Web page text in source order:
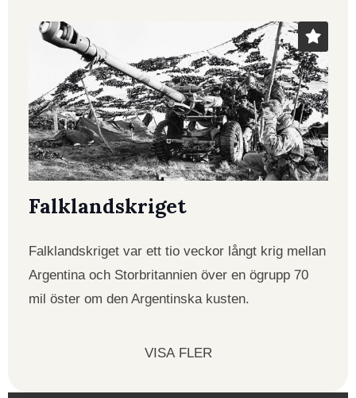
Falklandskriget
Falklandskriget var ett tio veckor långt krig mellan
Argentina och Storbritannien över en ögrupp 70
mil öster om den Argentinska kusten.
VISA FLER